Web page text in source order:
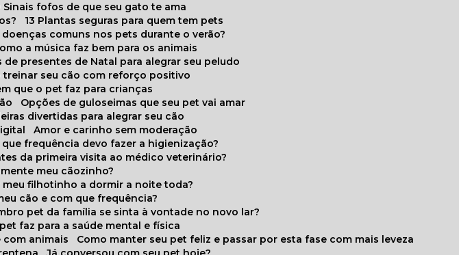
Sinais fofos de que seu gato te ama
13 Plantas seguras para quem tem pets
doenças comuns nos pets durante o verão?
a música faz bem para os animais
de presentes de Natal para alegrar seu peludo
treinar seu cão com reforço positivo
que o pet faz para crianças
Opções de guloseimas que seu pet vai amar
divertidas para alegrar seu cão
Amor e carinho sem moderação
frequência devo fazer a higienização?
da primeira visita ao médico veterinário?
meu cãozinho?
meu filhotinho a dormir a noite toda?
cão e com que frequência?
pet da família se sinta à vontade no novo lar?
faz para a saúde mental e física
com animais
Como manter seu pet feliz e passar por esta fase com mais leveza